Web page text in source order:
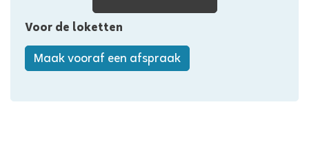
bestuur
Voor de loketten
Maak vooraf een afspraak